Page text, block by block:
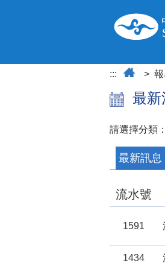
:::
最新
請選擇分類：
最新訊息
流水號
1591
1434